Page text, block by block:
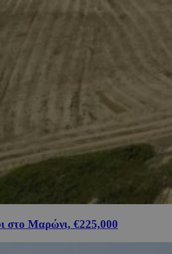
στο Μαρώνι, €225,000